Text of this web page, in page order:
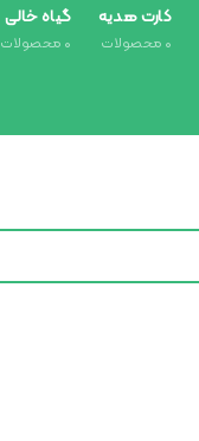
کارت هدیه
۰ محصولات
گیاه خالی
۰ محصولات